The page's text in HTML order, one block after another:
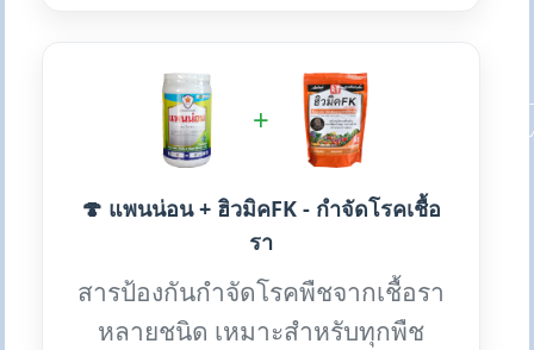
+
🍄 แพนน่อน + ฮิวมิคFK - กำจัดโรคเชื้อ
รา
สารป้องกันกำจัดโรคพืชจากเชื้อรา
หลายชนิด เหมาะสำหรับทุกพืช